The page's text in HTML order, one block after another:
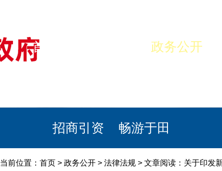
首页 政务公开
招商引资 畅游于田
当前位置： 首页 > 政务公开 > 法律法规 > 文章阅读：关于印发